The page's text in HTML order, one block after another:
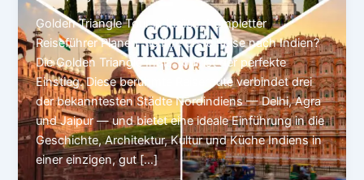
Golden Triangle Tour in Indien: Kompletter
Reiseführer Planen Sie Ihre erste Reise nach Indien?
Die Golden Triangle India Tour ist der perfekte
Einstieg. Diese berühmte Reiseroute verbindet drei
der bekanntesten Städte Nordindiens — Delhi, Agra
und Jaipur — und bietet eine ideale Einführung in die
Geschichte, Architektur, Kultur und Küche Indiens in
einer einzigen, gut […]